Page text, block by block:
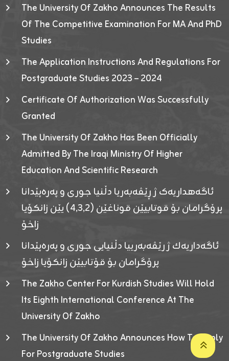
The University Of Zakho Announces The Results
Of The Competitive Examination For MA And PhD
Studies
The Application Instructions And Regulations For
Postgraduate Studies 2023 – 2024
Certificate Of Authorization Was Successfully
Granted
The University Of Zakho Has Been Officially
Admitted By The Iraqi Ministry Of Higher
Education And Scientific Research
ئاگەهداریەک ژ ڕێڤەبەریا دڵنیا جوری و پەرەپێدانا
پرۆگرامان بۆ قوتابیێن قوناغێن (٤٫٣٫٢) یێن زانکۆیا
زاخۆ
ئاگەداریەك ژ رێڤەبەرییا دڵنیایی جوری و پەرەپێدانا
پرۆگرامان بۆ قۆتابیێن زانکۆیا زاخۆ
The Zakho Center For Kurdish Studies Will Hold
Its Eighth International Conference At The
University Of Zakho
The University Of Zakho Announces How To Apply
For Postgraduate Studies